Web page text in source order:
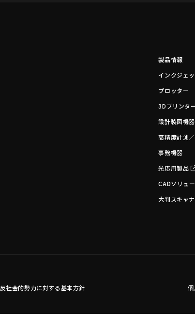
製品情報
インクジェ
プロッター
3Dプリンタ
設計製図機器
高精度計測
事務機器
光応用製品
CADソリュ
大判スキャナ
反社会的勢力に対する基本方針